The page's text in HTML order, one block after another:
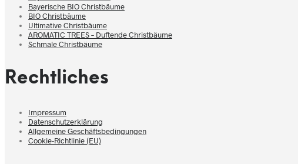
Bayerische BIO Christbäume
BIO Christbäume
Ultimative Christbäume
AROMATIC TREES – Duftende Christbäume
Schmale Christbäume
Rechtliches
Impressum
Datenschutzerklärung
Allgemeine Geschäftsbedingungen
Cookie-Richtlinie (EU)